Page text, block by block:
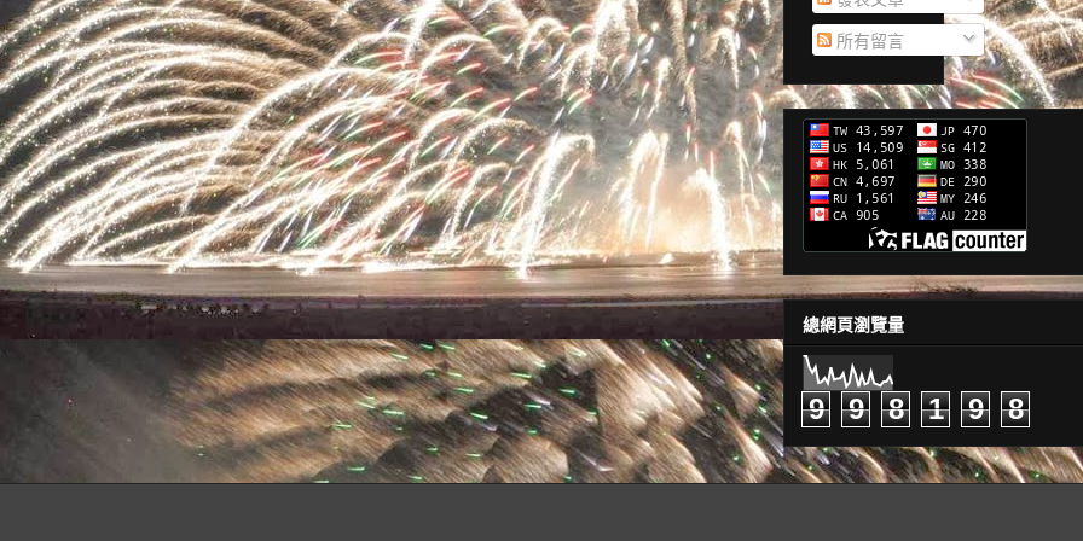
所有留言
總網頁瀏覽量
9 9 8 1 9 8